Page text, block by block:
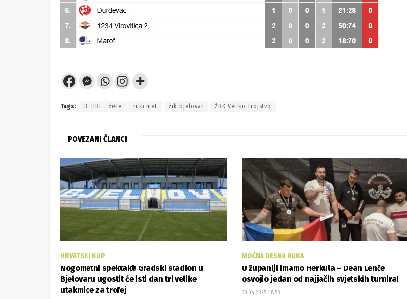
Tags: 3. HRL - žene rukomet žrk bjelovar ŽRK Veliko Trojstvo
POVEZANI ČLANCI
HRVATSKI KUP
Nogometni spektakl! Gradski stadion u
Bjelovaru ugostit će isti dan tri velike
utakmice za trofej
MOĆNA DESNA RUKA
U županiji imamo Herkula – Dean Lenče
osvojio jedan od najjačih svjetskih turnira!
30.04.2025. 18:50